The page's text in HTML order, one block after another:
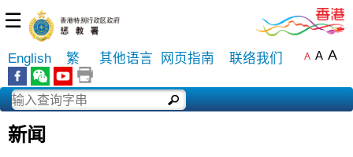
☰
English 繁 其他语言 网页指南 联络我们 A A A
新闻